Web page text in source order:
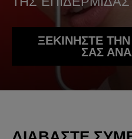
ΞΕΚΙΝΗΣΤΕ
ΣΑΣ